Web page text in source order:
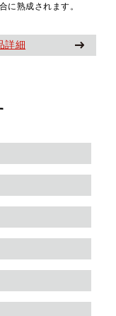
に熟成されます。
詳細